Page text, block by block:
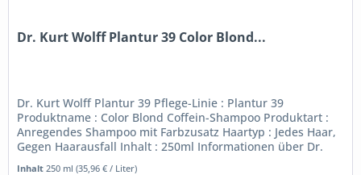
Dr. Kurt Wolff Plantur 39 Color Blond...
Dr. Kurt Wolff Plantur 39 Pflege-Linie : Plantur 39
Produktname : Color Blond Coffein-Shampoo Produktart :
Anregendes Shampoo mit Farbzusatz Haartyp : Jedes Haar,
Gegen Haarausfall Inhalt : 250ml Informationen über Dr.
Kurt Wolff Plantur...
Inhalt 250 ml(35,96 € / Liter)